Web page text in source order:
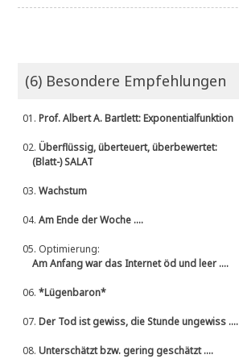
(6) Besondere Empfehlungen
01.Prof. Albert A. Bartlett: Exponentialfunktion
02.Überflüssig, überteuert, überbewertet:
(Blatt-) SALAT
03.Wachstum
04.Am Ende der Woche ....
05. Optimierung:
Am Anfang war das Internet öd und leer ....
06.*Lügenbaron*
07.Der Tod ist gewiss, die Stunde ungewiss ....
08.Unterschätzt bzw. gering geschätzt ....